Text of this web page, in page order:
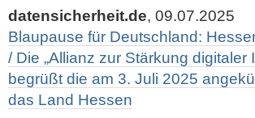
datensicherheit.de, 09.07.2025
Blaupause für Deutschland:
/ Die „Allianz zur Stärkung
begrüßt die am 3. Juli 2025
das Land Hessen